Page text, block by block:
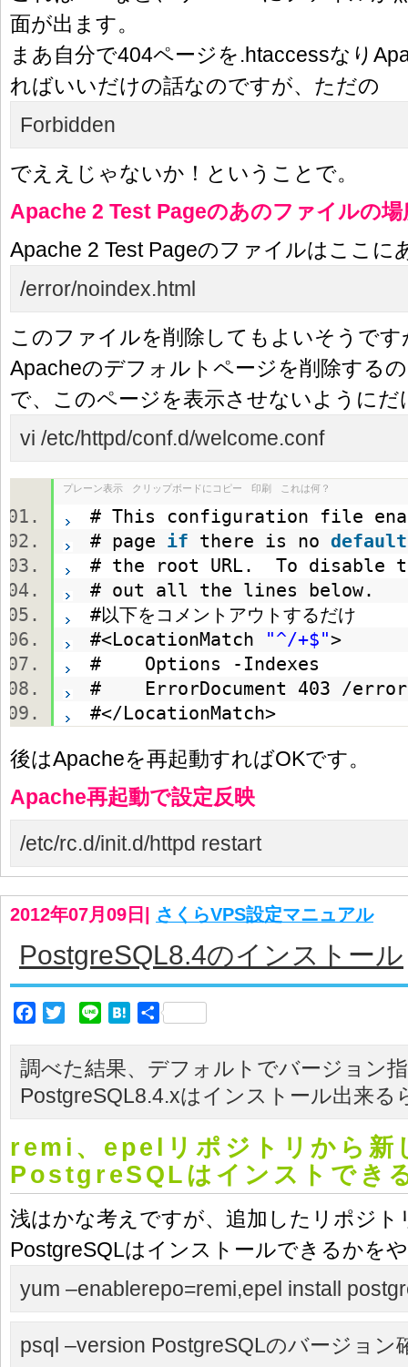
面が出ます。
まあ自分で404ページを.htaccessなり
ればいいだけの話なのですが、ただの
Forbidden
でええじゃないか！ということで。
Apache 2 Test Pageのあのファイルの場
Apache 2 Test Pageのファイルはここに
/error/noindex.html
このファイルを削除してもよいそうで
Apacheのデフォルトページを削除する
で、このページを表示させないようにだ
vi /etc/httpd/conf.d/welcome.conf
プレーン表示 クリップボードにコピー 印刷 これは何？
# This configuration file
# page if there is no default
# the root URL. To disable
# out all the lines below.
#以下をコメントアウトするだけ
#<LocationMatch
"^/+$">
# Options -Indexes
# ErrorDocument 403 /
#</LocationMatch>
後はApacheを再起動すればOKです。
Apache再起動で設定反映
/etc/rc.d/init.d/httpd restart
2012年07月09日 さくらVPS設定マニュアル
PostgreSQL8.4のインストール
Facebook
Twitter Line Hatena
共
調べた結果、デフォルトでバージョン
PostgreSQL8.4.xはインストール出来る
remi、epelリポジトリから新
PostgreSQLはインストでき
浅はかな考えですが、追加したリポジト
PostgreSQLはインストールできるかを
yum –enablerepo=remi,epel install
psql –version PostgreSQLのバージョン